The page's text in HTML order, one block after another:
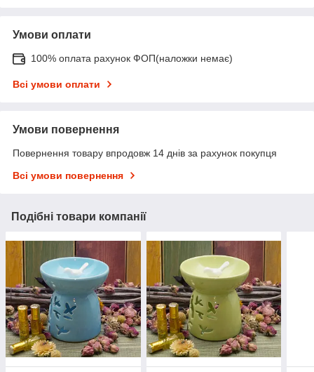
Умови оплати
100% оплата рахунок ФОП(наложки немає)
Всі умови оплати
Умови повернення
Повернення товару впродовж 14 днів за рахунок покупця
Всі умови повернення
Подібні товари компанії